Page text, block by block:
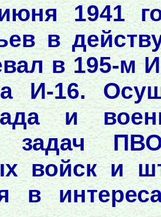
1941
в
в 195-м
И-16.
и
задач
войск и
в